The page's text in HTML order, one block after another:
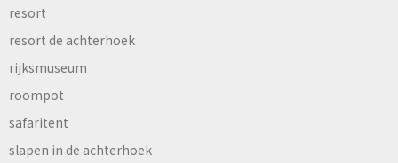
resort
resort de achterhoek
rijksmuseum
roompot
safaritent
slapen in de achterhoek